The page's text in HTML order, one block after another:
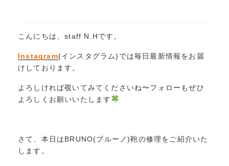
こんにちは、staff N.Hです。
Instagram(インスタグラム)では毎日最新情報をお届
けしております。
よろしければ覗いてみてくださいね〜フォローもぜひ
よろしくお願いいたします
さて、本日はBRUNO(ブルーノ)鞄の修理をご紹介いた
します。